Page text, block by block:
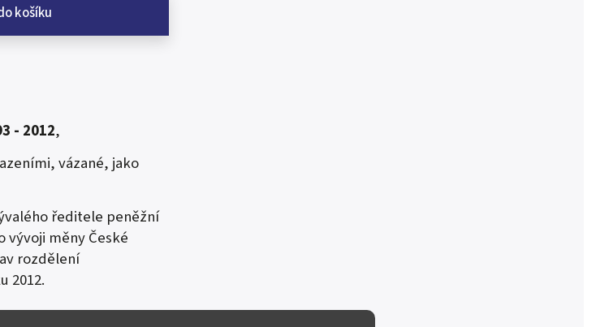
košíku
- 2012,
vázané, jako
ředitele peněžní
vývoji měny České
rozdělení
2012.